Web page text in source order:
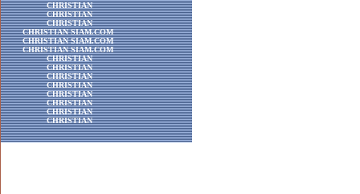
CHRISTIAN
CHRISTIAN
CHRISTIAN
CHRISTIAN SIAM.COM
CHRISTIAN SIAM.COM
CHRISTIAN SIAM.COM
CHRISTIAN
CHRISTIAN
CHRISTIAN
CHRISTIAN
CHRISTIAN
CHRISTIAN
CHRISTIAN
CHRISTIAN